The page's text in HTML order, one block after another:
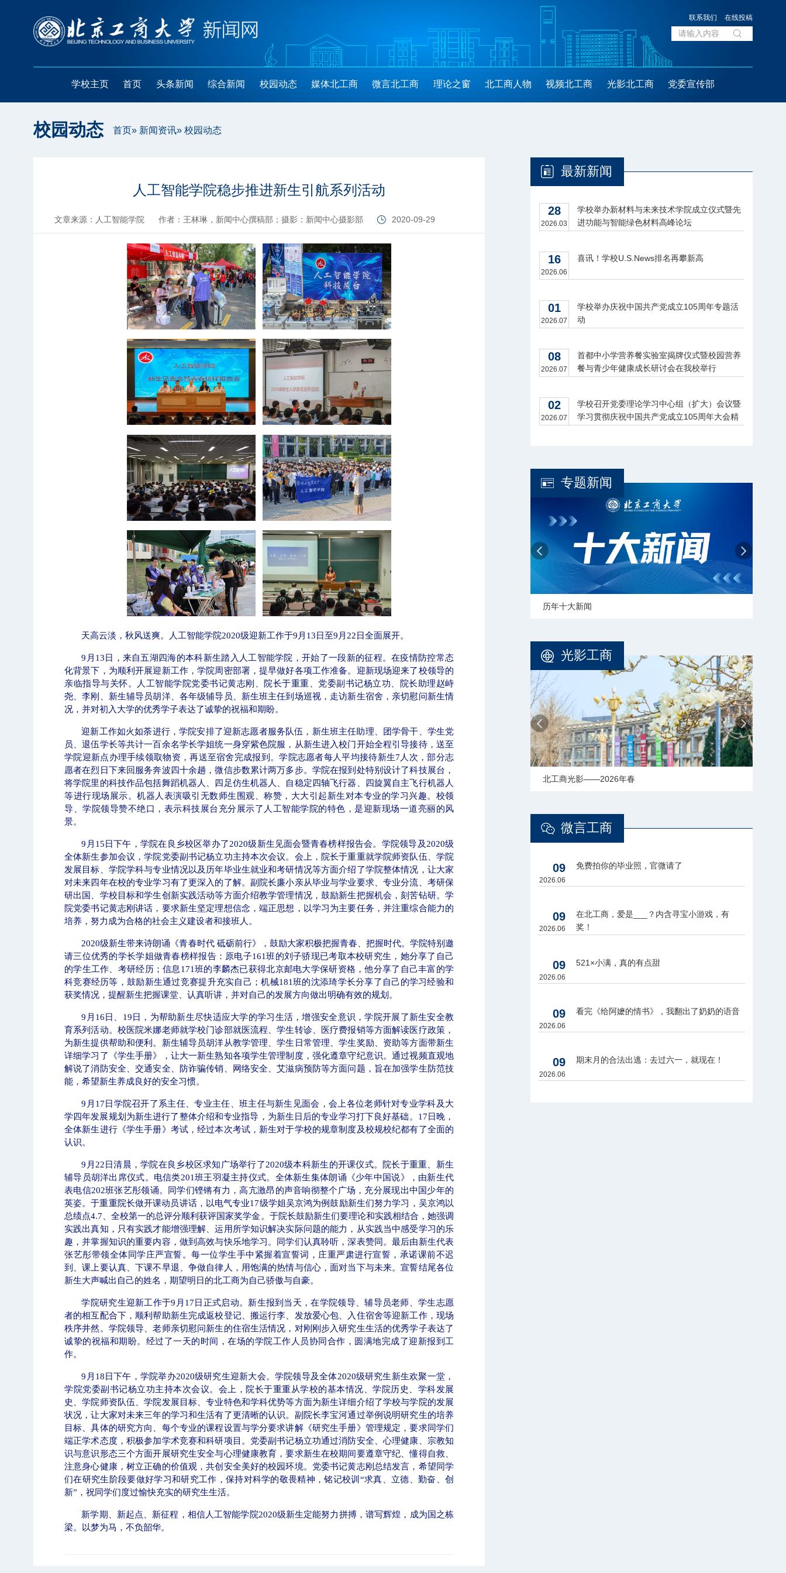
在线投稿
联系我们
学校主页 首页 头条新闻 综合新闻 校园动态 媒体北工商 微言北工商 理论之窗 北工商人物 视频北工商 光影北工商 党委宣传部
校园动态 首页» 新闻资讯» 校园动态
人工智能学院稳步推进新生引航系列活动
文章来源：人工智能学院 作者：王林琳，新闻中心撰稿部；摄影：新闻中心摄影部 2020-09-29
天高云淡，秋风送爽。人工智能学院2020级迎新工作于9 月 13 日至9 月 22 日全面展开。
9 月 13 日，来自五湖四海的本科新生踏入人工智能学院，开始了一段新的征程。在疫情防控常态
化背景下，为顺利开展迎新工作，学院周密部署，提早做好各项工作准备。迎新现场迎来了校领导的
亲临指导与关怀。人工智能学院党委书记黄志刚、院长于重重、党委副书记杨立功、院长助理赵峙
尧、李刚、新生辅导员胡洋、各年级辅导员、新生班主任到场巡视，走访新生宿舍，亲切慰问新生情
况，并对初入大学的优秀学子表达了诚挚的祝福和期盼。
迎新工作如火如荼进行，学院安排了迎新志愿者服务队伍，新生班主任助理、团学骨干、学生党
员、退伍学长等共计一百余名学长学姐统一身穿紫色院服，从新生进入校门开始全程引导接待，送至
学院迎新点办理手续领取物资，再送至宿舍完成报到。学院志愿者每人平均接待新生7 人次，部分志
愿者在烈日下来回服务奔波四十余趟，微信步数累计两万多步。学院在报到处特别设计了科技展台，
将学院里的科技作品包括舞蹈机器人、四足仿生机器人、自稳定四轴飞行器、四旋翼自主飞行机器人
等进行现场展示。机器人表演吸引无数师生围观、称赞，大大引起新生对本专业的学习兴趣。校领
导、学院领导赞不绝口，表示科技展台充分展示了人工智能学院的特色，是迎新现场一道亮丽的风
景。
9 月 15 日下午，学院在良乡校区举办了2020级新生见面会暨青春榜样报告会。学院领导及 2020级
全体新生参加会议，学院党委副书记杨立功主持本次会议。会上，院长于重重就学院师资队伍、学院
发展目标、学院学科与专业情况以及历年毕业生就业和考研情况等方面介绍了学院整体情况，让大家
对未来四年在校的专业学习有了更深入的了解。副院长廉小亲从毕业与学业要求、专业分流、考研保
研出国、学校目标和学生创新实践活动等方面介绍教学管理情况，鼓励新生把握机会，刻苦钻研。学
院党委书记黄志刚讲话，要求新生坚定理想信念，端正思想，以学习为主要任务，并注重综合能力的
培养，努力成为合格的社会主义建设者和接班人。
2020级新生带来诗朗诵《青春时代 砥砺前行》，鼓励大家积极把握青春、把握时代。学院特别邀
请三位优秀的学长学姐做青春榜样报告：原电子161班的刘子骄现已考取本校研究生，她分享了自己
的学生工作、考研经历；信息 171班的李麟杰已获得北京邮电大学保研资格，他分享了自己丰富的学
科竞赛经历等，鼓励新生通过竞赛提升充实自己；机械181班的沈添琦学长分享了自己的学习经验和
获奖情况，提醒新生把握课堂、认真听讲，并对自己的发展方向做出明确有效的规划。
9 月 16 日、 19 日，为帮助新生尽快适应大学的学习生活，增强安全意识，学院开展了新生安全教
育系列活动。校医院米娜老师就学校门诊部就医流程、学生转诊、医疗费报销等方面解读医疗政策，
为新生提供帮助和便利。新生辅导员胡洋从教学管理、学生日常管理、学生奖励、资助等方面带新生
详细学习了《学生手册》，让大一新生熟知各项学生管理制度，强化遵章守纪意识。通过视频直观地
解说了消防安全、交通安全、防诈骗传销、网络安全、艾滋病预防等方面问题，旨在加强学生防范技
能，希望新生养成良好的安全习惯。
9 月 17 日学院召开了系主任、专业主任、班主任与新生见面会，会上各位老师针对专业学科及大
学四年发展规划为新生进行了整体介绍和专业指导，为新生日后的专业学习打下良好基础。 17 日晚，
全体新生进行《学生手册》考试，经过本次考试，新生对于学校的规章制度及校规校纪都有了全面的
认识。
9 月 22 日清晨，学院在良乡校区求知广场举行了2020级本科新生的开课仪式。院长于重重、新生
辅导员胡洋出席仪式。电信类201班王羽凝主持仪式。全体新生集体朗诵《少年中国说》，由新生代
表电信202班张艺彤领诵。同学们铿锵有力，高亢激昂的声音响彻整个广场，充分展现出中国少年的
英姿。于重重院长做开课动员讲话，以电气专业17级学姐吴京鸿为例鼓励新生们努力学习，吴京鸿以
总绩点4.7 、全校第一的总评分顺利获评国家奖学金。于院长鼓励新生们要理论和实践相结合，她强调
实践出真知，只有实践才能增强理解、运用所学知识解决实际问题的能力，从实践当中感受学习的乐
趣，并掌握知识的重要内容，做到高效与快乐地学习。同学们认真聆听，深表赞同。最后由新生代表
张艺彤带领全体同学庄严宣誓。每一位学生手中紧握着宣誓词，庄重严肃进行宣誓，承诺课前不迟
到、课上要认真、下课不早退、争做自律人，用饱满的热情与信心，面对当下与未来。宣誓结尾各位
新生大声喊出自己的姓名，期望明日的北工商为自己骄傲与自豪。
学院研究生迎新工作于9 月 17 日正式启动。新生报到当天，在学院领导、辅导员老师、学生志愿
者的相互配合下，顺利帮助新生完成返校登记、搬运行李、发放爱心包、入住宿舍等迎新工作，现场
秩序井然。学院领导、老师亲切慰问新生的住宿生活情况，对刚刚步入研究生生活的优秀学子表达了
诚挚的祝福和期盼。经过了一天的时间，在场的学院工作人员协同合作，圆满地完成了迎新报到工
作。
9 月 18 日下午，学院举办2020级研究生迎新大会。学院领导及全体2020级研究生新生欢聚一堂，
学院党委副书记杨立功主持本次会议。会上，院长于重重从学校的基本情况、学院历史、学科发展
史、学院师资队伍、学院发展目标、专业特色和学科优势等方面为新生详细介绍了学校与学院的发展
状况，让大家对未来三年的学习和生活有了更清晰的认识。副院长李宝河通过举例说明研究生的培养
目标、具体的研究方向、每个专业的课程设置与学分要求讲解《研究生手册》管理规定，要求同学们
端正学术态度，积极参加学术竞赛和科研项目。党委副书记杨立功通过消防安全、心理健康、宗教知
识与意识形态三个方面开展研究生安全与心理健康教育，要求新生在校期间要遵章守纪、懂得自救、
注意身心健康，树立正确的价值观，共创安全美好的校园环境。党委书记黄志刚总结发言，希望同学
们在研究生阶段要做好学习和研究工作，保持对科学的敬畏精神，铭记校训“求真、立德、勤奋、创
新”，祝同学们度过愉快充实的研究生生活。
新学期、新起点、新征程，相信人工智能学院2020级新生定能努力拼搏，谱写辉煌，成为国之栋
梁。以梦为马，不负韶华。
最新新闻
28
2026.03
学校举办新材料与未来技术学院成立仪式暨先
进功能与智能绿色材料高峰论坛
16
2026.06
喜讯！学校U.S.News排名再攀新高
01
2026.07
学校举办庆祝中国共产党成立105周年专题活
动
08
2026.07
首都中小学营养餐实验室揭牌仪式暨校园营养
餐与青少年健康成长研讨会在我校举行
02
2026.07
学校召开党委理论学习中心组（扩大）会议暨
学习贯彻庆祝中国共产党成立105周年大会精
专题新闻
学校志愿服务冬奥会和冬残奥会专题 【审核评估】新一轮本科教育教学审核评估工作
光影工商
北工商光影——2025年冬天 北工商光影——2026年北工商的夏 北工商光影——2026年春
微言工商
09
2026.06
免费拍你的毕业照，官微请了
09
2026.06
在北工商，爱是___？内含寻宝小游戏，有
奖！
09
2026.06
521×小满，真的有点甜
09
2026.06
看完《给阿嬷的情书》，我翻出了奶奶的语音
09
2026.06
期末月的合法出逃：去过六一，就现在！